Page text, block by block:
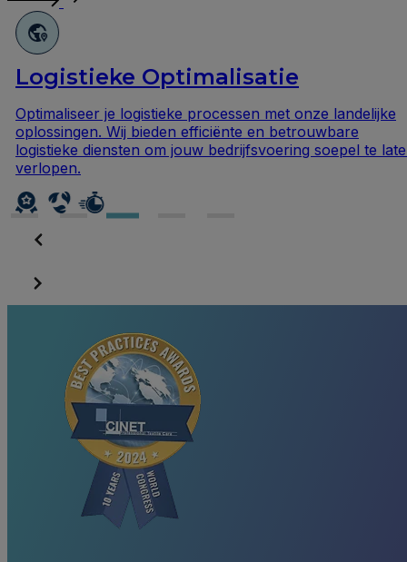
met onze landelijke
en betrouwbare
soepel te laten
Reparatie
Geef je bedrijfskleding
professionele
herstelwerkzaamheden